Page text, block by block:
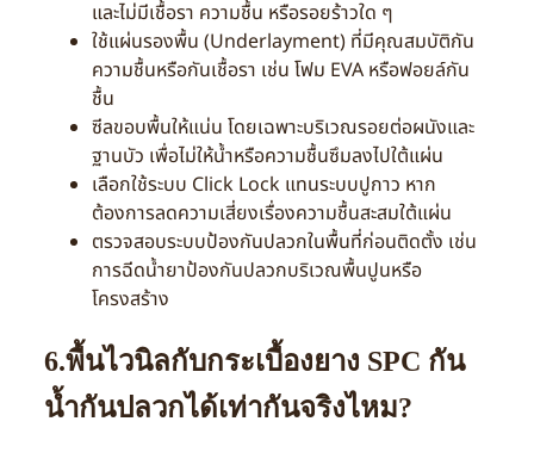
และไม่มีเชื้อรา ความชื้น หรือรอยร้าวใด ๆ
ใช้แผ่นรองพื้น (Underlayment) ที่มีคุณสมบัติกัน
ความชื้นหรือกันเชื้อรา เช่น โฟม EVA หรือฟอยล์กัน
ชื้น
ซีลขอบพื้นให้แน่น โดยเฉพาะบริเวณรอยต่อผนังและ
ฐานบัว เพื่อไม่ให้น้ำหรือความชื้นซึมลงไปใต้แผ่น
เลือกใช้ระบบ Click Lock แทนระบบปูกาว หาก
ต้องการลดความเสี่ยงเรื่องความชื้นสะสมใต้แผ่น
ตรวจสอบระบบป้องกันปลวกในพื้นที่ก่อนติดตั้ง เช่น
การฉีดน้ำยาป้องกันปลวกบริเวณพื้นปูนหรือ
โครงสร้าง
6.พื้นไวนิลกับกระเบื้องยาง SPC กัน
น้ำกันปลวกได้เท่ากันจริงไหม?